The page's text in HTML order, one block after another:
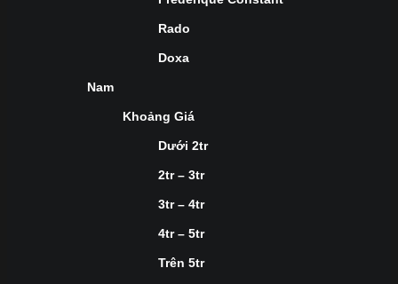
Rado
Doxa
Nam
Khoảng Giá
Dưới 2tr
2tr – 3tr
3tr – 4tr
4tr – 5tr
Trên 5tr